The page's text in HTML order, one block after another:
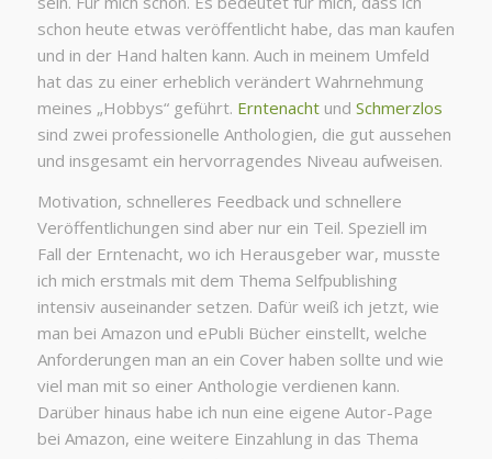
schon heute etwas veröffentlicht habe, das man kaufen
und in der Hand halten kann. Auch in meinem Umfeld
hat das zu einer erheblich verändert Wahrnehmung
meines „Hobbys“ geführt. Erntenacht und Schmerzlos
sind zwei professionelle Anthologien, die gut aussehen
und insgesamt ein hervorragendes Niveau aufweisen.
Motivation, schnelleres Feedback und schnellere
Veröffentlichungen sind aber nur ein Teil. Speziell im
Fall der Erntenacht, wo ich Herausgeber war, musste
ich mich erstmals mit dem Thema Selfpublishing
intensiv auseinander setzen. Dafür weiß ich jetzt, wie
man bei Amazon und ePubli Bücher einstellt, welche
Anforderungen man an ein Cover haben sollte und wie
viel man mit so einer Anthologie verdienen kann.
Darüber hinaus habe ich nun eine eigene Autor-Page
bei Amazon, eine weitere Einzahlung in das Thema